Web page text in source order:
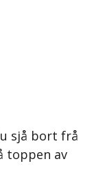
sjå bort frå
toppen av